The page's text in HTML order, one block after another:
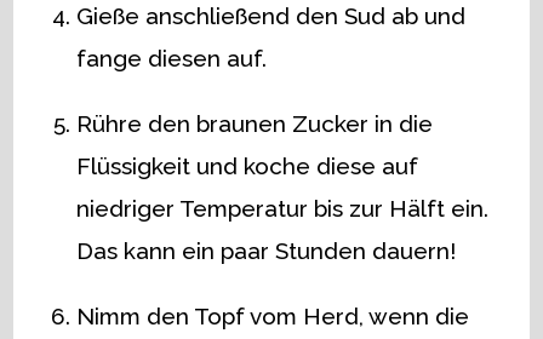
Gieße anschließend den Sud ab und
fange diesen auf.
Rühre den braunen Zucker in die
Flüssigkeit und koche diese auf
niedriger Temperatur bis zur Hälft ein.
Das kann ein paar Stunden dauern!
Nimm den Topf vom Herd, wenn die